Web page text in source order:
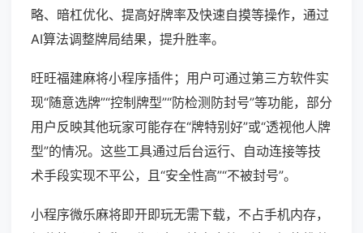
略、暗杠优化、提高好牌率及快速自摸等操作，通过
AI算法调整牌局结果，提升胜率。
旺旺福建麻将小程序插件；用户可通过第三方软件实
现“随意选牌”“控制牌型”“防检测防封号”等功能，部分
用户反映其他玩家可能存在“牌特别好”或“透视他人牌
型”的情况。这些工具通过后台运行、自动连接等技
术手段实现不平公，且“安全性高”“不被封号”。
小程序微乐麻将即开即玩无需下载，不占手机内存，